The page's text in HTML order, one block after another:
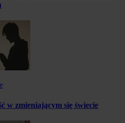
w zmieniającym się świecie